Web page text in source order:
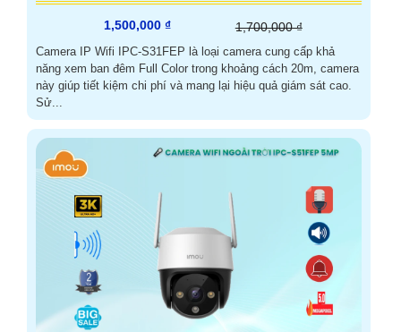
1,500,000 ₫ 1,700,000 ₫
Camera IP Wifi IPC-S31FEP là loại camera cung cấp khả
năng xem ban đêm Full Color trong khoảng cách 20m, camera
này giúp tiết kiệm chi phí và mang lại hiệu quả giám sát cao.
Sử...